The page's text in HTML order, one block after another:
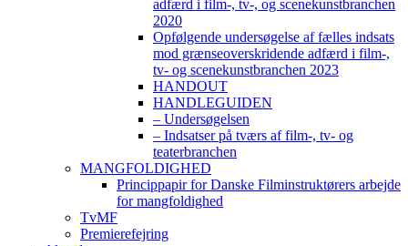
adfærd i film-, tv-, og scenekunstbranchen
2020
Opfølgende undersøgelse af fælles indsats
mod grænseoverskridende adfærd i film-,
tv- og scenekunstbranchen 2023
HANDOUT
HANDLEGUIDEN
– Undersøgelsen
– Indsatser på tværs af film-, tv- og
teaterbranchen
MANGFOLDIGHED
Princippapir for Danske Filminstruktørers arbejde
for mangfoldighed
TvMF
Premierefejring